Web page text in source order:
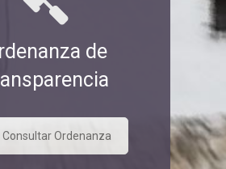
de
Consultar Ordenanza